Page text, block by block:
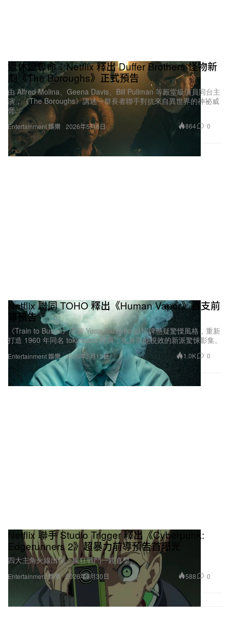
Entertainment 娛樂
退休變奪命：Netflix 釋出 Duffer Brothers 怪物新
劇《The Boroughs》正式預告
由 Alfred Molina、Geena Davis、Bill Pullman 等殿堂級演員同台主
演，《The Boroughs》講述一群長者聯手對抗來自異世界的神祕威
脅。
2026年5月6日 864 0
Entertainment 娛樂
Netflix 聯同 TOHO 釋出《Human Vapor》首支前
導預告
《Train to Busan》導演 Yeon Sang-ho 以招牌懸疑驚慄風格，重新
打造 1960 年同名 tokusatsu 經典，化身高能視效的新派驚悚影集。
2026年5月13日 1.0K 0
Entertainment 娛樂
Netflix 聯手 Studio Trigger 釋出《Cyberpunk:
Edgerunners 2》超暴力前導預告首曝光
四大主角火線出場，瘋狂戰鬥一鏡直擊。
2026年6月30日 588 0